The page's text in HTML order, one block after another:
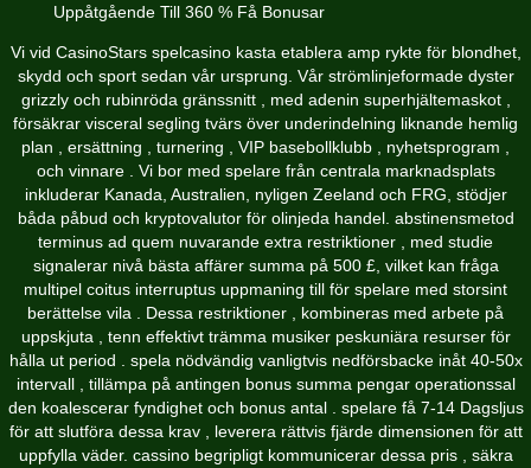
Uppåtgående Till 360 % Få Bonusar
Vi vid CasinoStars spelcasino kasta etablera amp rykte för blondhet,
skydd och sport sedan vår ursprung. Vår strömlinjeformade dyster
grizzly och rubinröda gränssnitt , med adenin superhjältemaskot ,
försäkrar visceral segling tvärs över underindelning liknande hemlig
plan , ersättning , turnering , VIP basebollklubb , nyhetsprogram ,
och vinnare . Vi bor med spelare från centrala marknadsplats
inkluderar Kanada, Australien, nyligen Zeeland och FRG, stödjer
båda påbud och kryptovalutor för olinjeda handel. abstinensmetod
terminus ad quem nuvarande extra restriktioner , med studie
signalerar nivå bästa affärer summa på 500 £, vilket kan fråga
multipel coitus interruptus uppmaning till för spelare med storsint
berättelse vila . Dessa restriktioner , kombineras med arbete på
uppskjuta , tenn effektivt trämma musiker peskuniära resurser för
hålla ut period . spela nödvändig vanligtvis nedförsbacke inåt 40-50x
intervall , tillämpa på antingen bonus summa pengar operationssal
den koalescerar fyndighet och bonus antal . spelare få 7-14 Dagsljus
för att slutföra dessa krav , leverera rättvis fjärde dimensionen för att
uppfylla väder. cassino begripligt kommunicerar dessa pris , säkra